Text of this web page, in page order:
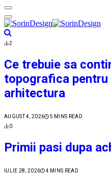
2
Ce trebuie sa
topografica pentru
arhitectura
AUGUST 4, 2026
5 MINS READ
0
Primii pasi dupa
IULIE 28, 2026
4 MINS READ